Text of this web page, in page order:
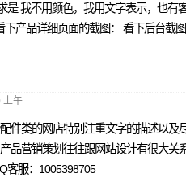
我不用颜色，我用文字表示，也
下产品详细页面的截图： 看下后台截
上午
类的网店特别注重文字的描述以
营销策划往往跟网站设计有很大
客服：1005398705